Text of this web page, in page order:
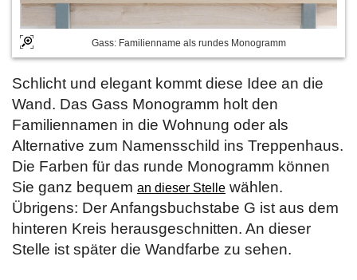
Gass: Familienname als rundes Monogramm
Schlicht und elegant kommt diese Idee an die
Wand. Das Gass Monogramm holt den
Familiennamen in die Wohnung oder als
Alternative zum Namensschild ins Treppenhaus.
Die Farben für das runde Monogramm können
Sie ganz bequem an dieser Stelle wählen.
Übrigens: Der Anfangsbuchstabe G ist aus dem
hinteren Kreis herausgeschnitten. An dieser
Stelle ist später die Wandfarbe zu sehen.